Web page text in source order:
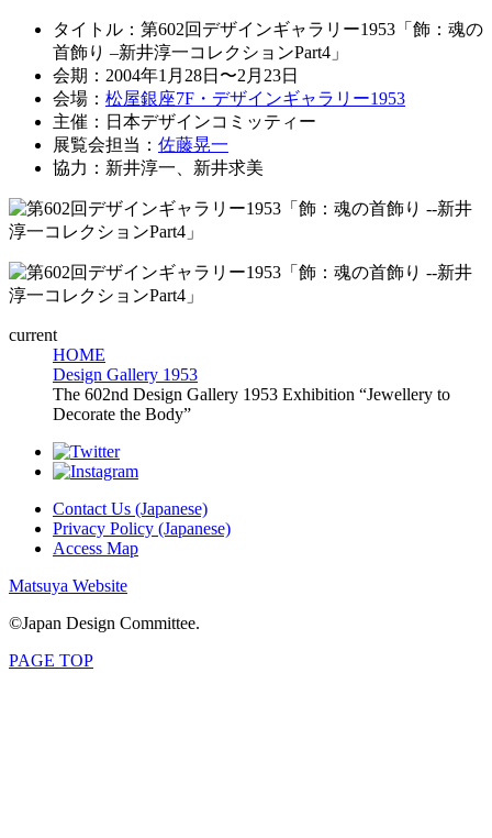
タイトル：第602回デザインギャラリー1953「飾：魂の
首飾り –新井淳一コレクションPart4」
会期：2004年1月28日〜2月23日
会場： 松屋銀座7F・デザインギャラリー1953
主催：日本デザインコミッティー
展覧会担当： 佐藤晃一
協力：新井淳一、新井求美
current
HOME
Design Gallery 1953
The 602nd Design Gallery 1953 Exhibition “Jewellery to
Decorate the Body”
Contact Us (Japanese)
Privacy Policy (Japanese)
Access Map
Matsuya Website
©Japan Design Committee.
PAGE TOP